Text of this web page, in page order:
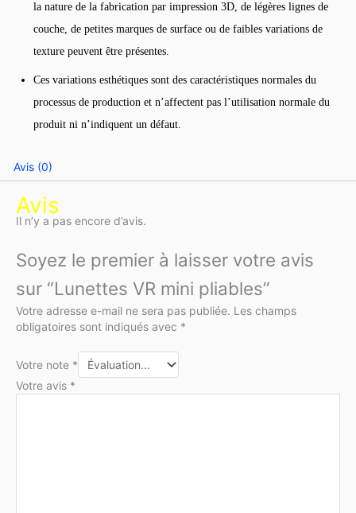
la nature de la fabrication par impression 3D, de légères lignes de
couche, de petites marques de surface ou de faibles variations de
texture peuvent être présentes.
Ces variations esthétiques sont des caractéristiques normales du
processus de production et n’affectent pas l’utilisation normale du
produit ni n’indiquent un défaut.
Avis (0)
Avis
Il n’y a pas encore d’avis.
Soyez le premier à laisser votre avis
sur “Lunettes VR mini pliables”
Votre adresse e-mail ne sera pas publiée. Les champs
obligatoires sont indiqués avec *
Votre note *
Votre avis *